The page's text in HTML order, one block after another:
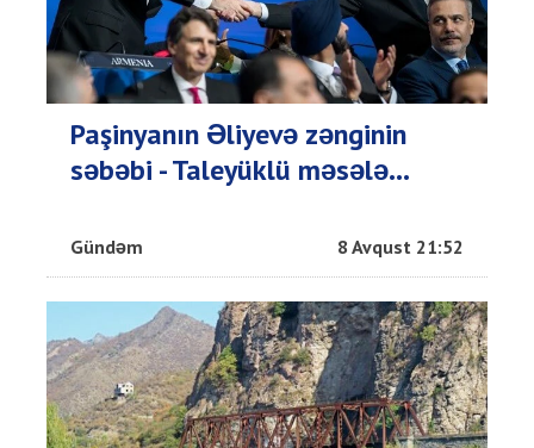
Paşinyanın Əliyevə zənginin
səbəbi - Taleyüklü məsələ...
Gündəm 8 Avqust 21:52